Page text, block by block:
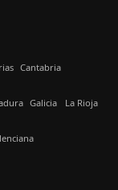
Cantabria
Galicia La Rioja